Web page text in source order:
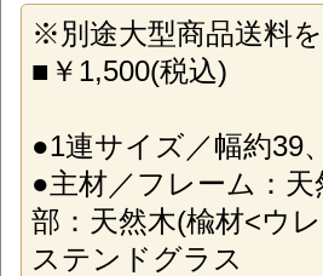
※別途大型商品送料を
■￥1,500(税込)
●1連サイズ／幅約39
●主材／フレーム：
部：天然木(楡材<ウ
ステンドグラス